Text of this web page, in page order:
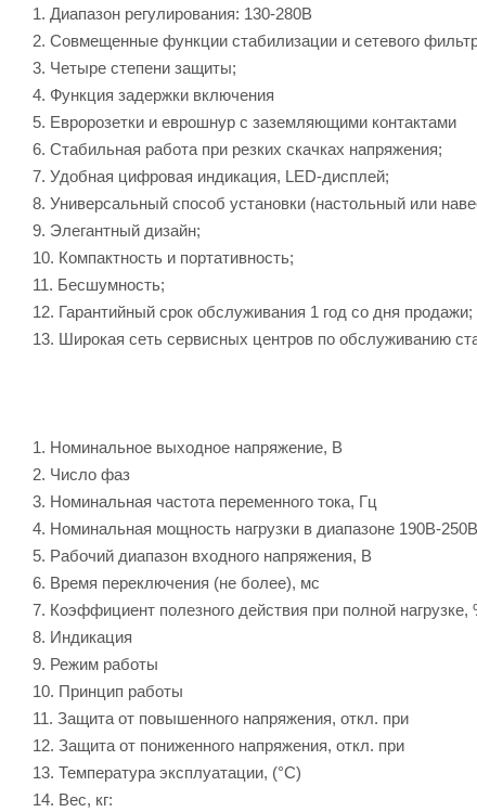
1. Диапазон регулирования: 130-280В
2. Совмещенные функции стабилизации и сетевого
3. Четыре степени защиты;
4. Функция задержки включения
5. Евророзетки и еврошнур с заземляющими контактами
6. Стабильная работа при резких скачках напряжения;
7. Удобная цифровая индикация, LED-дисплей;
8. Универсальный способ установки (настольный или
9. Элегантный дизайн;
10. Компактность и портативность;
11. Бесшумность;
12. Гарантийный срок обслуживания 1 год со дня продажи;
13. Широкая сеть сервисных центров по обслуживанию
1. Номинальное выходное напряжение,
2. Число фаз
3. Номинальная частота переменного
4. Номинальная мощность нагрузки в диапазоне 190В-
5. Рабочий диапазон входного
6. Время переключения (не более),
7. Коэффициент полезного действия при полной
8. Индикация сеть,
9. Режим работы
10. Принцип работы
11. Защита от повышенного напряжения, откл.
12. Защита от пониженного напряжения, откл.
13. Температура эксплуатации,
14. Вес, кг: